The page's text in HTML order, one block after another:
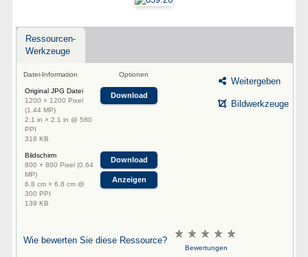
Ressourcen-
Werkzeuge
Datei-Information Optionen
Original JPG Datei
1200 × 1200 Pixel
(1.44 MP)
2.1 in × 2.1 in @ 580
PPI
318 KB
Download
Bildschirm
800 × 800 Pixel (0.64
MP)
6.8 cm × 6.8 cm @
300 PPI
139 KB
Download
Anzeigen
Weitergeben
Bildwerkzeuge
Wie bewerten Sie diese Ressource?
Bewertungen